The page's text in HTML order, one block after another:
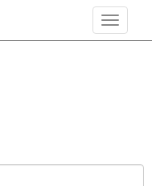
Toggle